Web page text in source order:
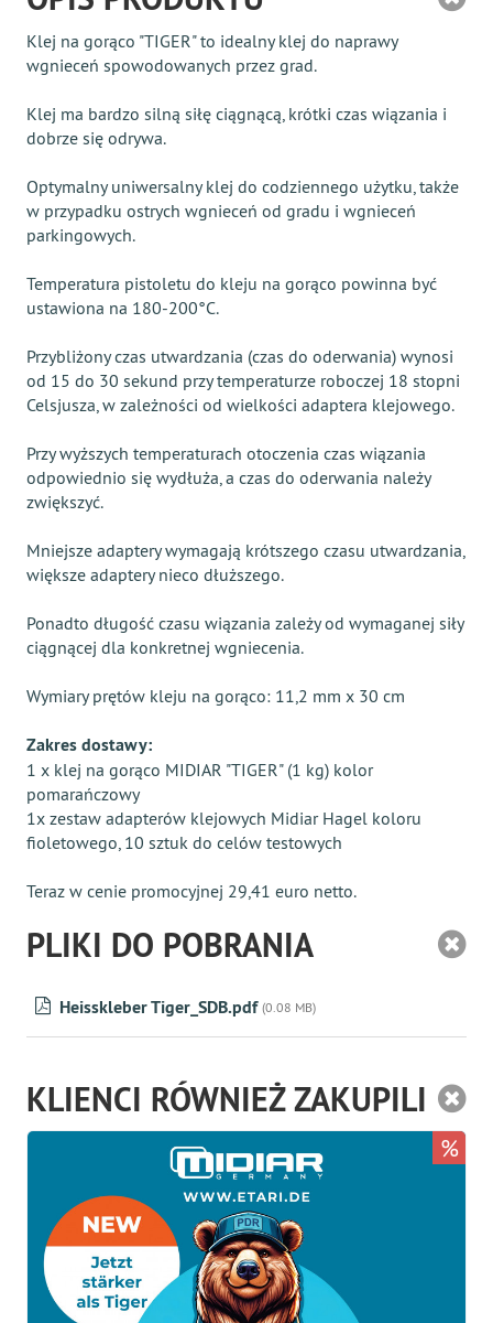
Klej na gorąco "TIGER" to idealny klej do naprawy
wgnieceń spowodowanych przez grad.
Klej ma bardzo silną siłę ciągnącą, krótki czas wiązania i
dobrze się odrywa.
Optymalny uniwersalny klej do codziennego użytku, także
w przypadku ostrych wgnieceń od gradu i wgnieceń
parkingowych.
Temperatura pistoletu do kleju na gorąco powinna być
ustawiona na 180-200°C.
Przybliżony czas utwardzania (czas do oderwania) wynosi
od 15 do 30 sekund przy temperaturze roboczej 18 stopni
Celsjusza, w zależności od wielkości adaptera klejowego.
Przy wyższych temperaturach otoczenia czas wiązania
odpowiednio się wydłuża, a czas do oderwania należy
zwiększyć.
Mniejsze adaptery wymagają krótszego czasu utwardzania,
większe adaptery nieco dłuższego.
Ponadto długość czasu wiązania zależy od wymaganej siły
ciągnącej dla konkretnej wgniecenia.
Wymiary prętów kleju na gorąco: 11,2 mm x 30 cm
Zakres dostawy:
1 x klej na gorąco MIDIAR "TIGER" (1 kg) kolor
pomarańczowy
1x zestaw adapterów klejowych Midiar Hagel koloru
fioletowego, 10 sztuk do celów testowych
Teraz w cenie promocyjnej 29,41 euro netto.
PLIKI DO POBRANIA
Heisskleber Tiger_SDB.pdf (0.08 MB)
KLIENCI RÓWNIEŻ ZAKUPILI
%